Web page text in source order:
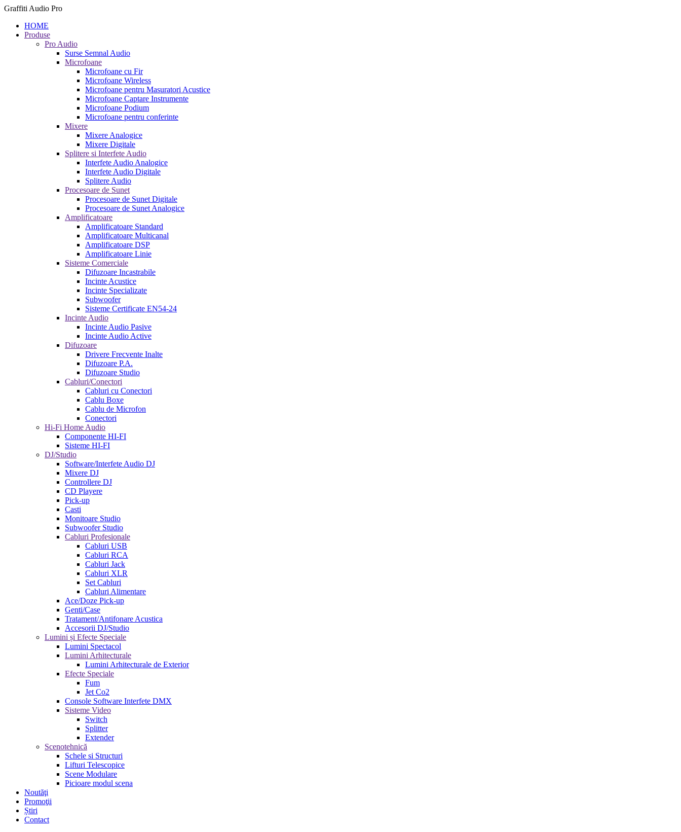
Graffiti Audio Pro
HOME
Produse
Pro Audio
Surse Semnal Audio
Microfoane
Microfoane cu Fir
Microfoane Wireless
Microfoane pentru Masuratori Acustice
Microfoane Captare Instrumente
Microfoane Podium
Microfoane pentru conferinte
Mixere
Mixere Analogice
Mixere Digitale
Splitere si Interfete Audio
Interfete Audio Analogice
Interfete Audio Digitale
Splitere Audio
Procesoare de Sunet
Procesoare de Sunet Digitale
Procesoare de Sunet Analogice
Amplificatoare
Amplificatoare Standard
Amplificatoare Multicanal
Amplificatoare DSP
Amplificatoare Linie
Sisteme Comerciale
Difuzoare Incastrabile
Incinte Acustice
Incinte Specializate
Subwoofer
Sisteme Certificate EN54-24
Incinte Audio
Incinte Audio Pasive
Incinte Audio Active
Difuzoare
Drivere Frecvente Inalte
Difuzoare P.A.
Difuzoare Studio
Cabluri/Conectori
Cabluri cu Conectori
Cablu Boxe
Cablu de Microfon
Conectori
Hi-Fi Home Audio
Componente HI-FI
Sisteme HI-FI
DJ/Studio
Software/Interfete Audio DJ
Mixere DJ
Controllere DJ
CD Playere
Pick-up
Casti
Monitoare Studio
Subwoofer Studio
Cabluri Profesionale
Cabluri USB
Cabluri RCA
Cabluri Jack
Cabluri XLR
Set Cabluri
Cabluri Alimentare
Ace/Doze Pick-up
Genti/Case
Tratament/Antifonare Acustica
Accesorii DJ/Studio
Lumini și Efecte Speciale
Lumini Spectacol
Lumini Arhitecturale
Lumini Arhitecturale de Exterior
Efecte Speciale
Fum
Jet Co2
Console Software Interfete DMX
Sisteme Video
Switch
Splitter
Extender
Scenotehnică
Schele si Structuri
Lifturi Telescopice
Scene Modulare
Picioare modul scena
Noutăţi
Promoţii
Știri
Contact